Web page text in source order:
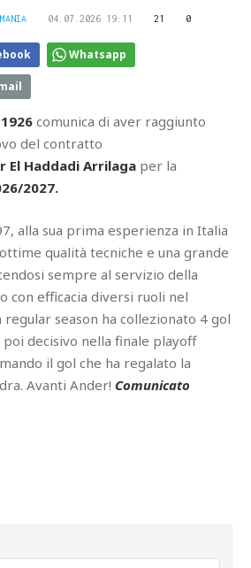
04.07.2026 19:11 21 0
Whatsapp
comunica di aver raggiunto
del contratto
El Haddadi Arrilaga per la
2027.
alla sua prima esperienza in Italia
qualità tecniche e una grande
sempre al servizio della
con efficacia diversi ruoli nel
season ha collezionato 4 gol
decisivo nella finale playoff
il gol che ha regalato la
Avanti Ander! Comunicato